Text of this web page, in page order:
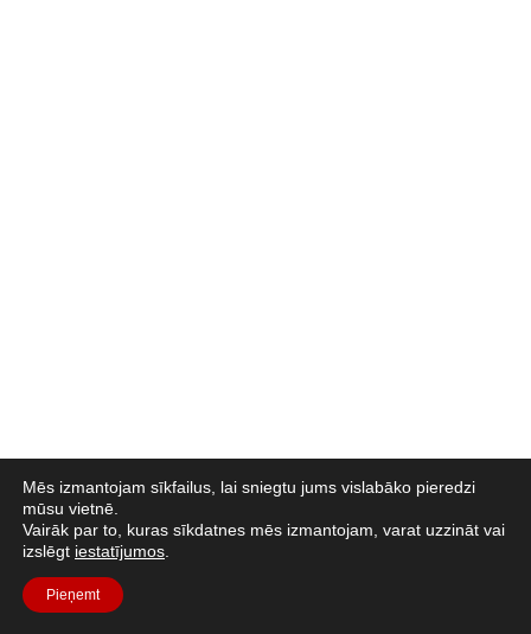
Mēs izmantojam sīkfailus, lai sniegtu jums vislabāko pieredzi
mūsu vietnē.
Vairāk par to, kuras sīkdatnes mēs izmantojam, varat uzzināt vai
izslēgt iestatījumos
Pieņemt